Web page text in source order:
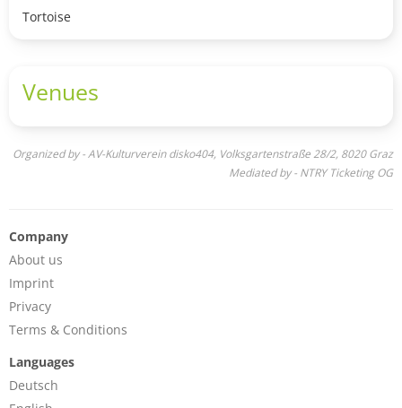
Tortoise
Venues
Organized by - AV-Kulturverein disko404, Volksgartenstraße 28/2, 8020 Graz
Mediated by - NTRY Ticketing OG
Company
About us
Imprint
Privacy
Terms & Conditions
Languages
Deutsch